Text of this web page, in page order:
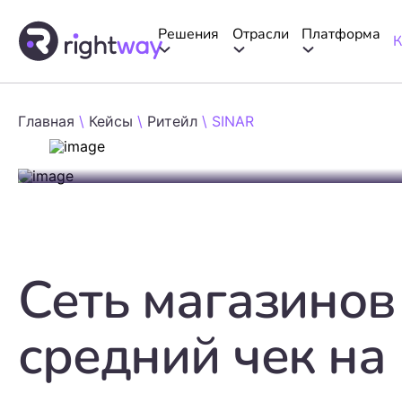
Решения Отрасли Платформа
Главная \ Кейсы \ Ритейл \ SINAR
Сеть
средний чек